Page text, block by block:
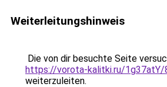
Weiterleitungshinweis
Die von dir besuchte Seite
https://vorota-kalitki.ru/1g37atY/
weiterzuleiten.